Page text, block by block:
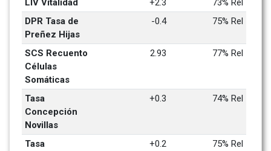
LIV Vitalidad +2.3
73% Rel
DPR Tasa de
Preñez Hijas
-0.4 75% Rel
SCS Recuento
Células
Somáticas
2.93 77% Rel
Tasa
Concepción
Novillas
+0.3 74% Rel
Tasa
+0.2 75% Rel